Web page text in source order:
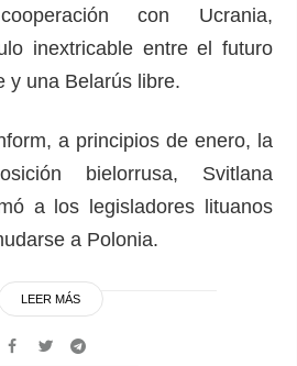
con Ucrania,
inextricable entre el futuro
y una Belarús libre.
a principios de enero, la
bielorrusa, Svitlana
a los legisladores lituanos
a Polonia.
LEER MÁS